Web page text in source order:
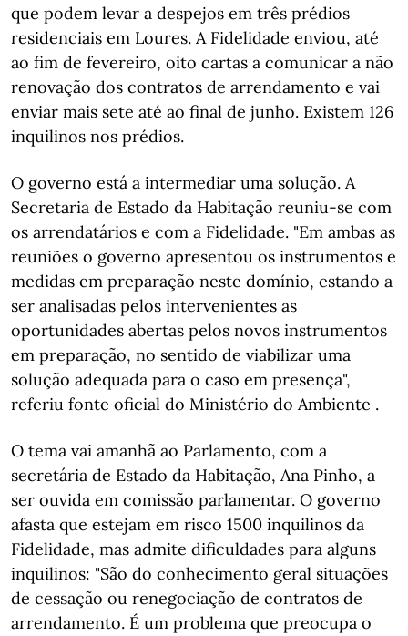
que podem levar a despejos em três prédios
residenciais em Loures. A Fidelidade enviou, até
ao fim de fevereiro, oito cartas a comunicar a não
renovação dos contratos de arrendamento e vai
enviar mais sete até ao final de junho. Existem 126
inquilinos nos prédios.
O governo está a intermediar uma solução. A
Secretaria de Estado da Habitação reuniu-se com
os arrendatários e com a Fidelidade. "Em ambas as
reuniões o governo apresentou os instrumentos e
medidas em preparação neste domínio, estando a
ser analisadas pelos intervenientes as
oportunidades abertas pelos novos instrumentos
em preparação, no sentido de viabilizar uma
solução adequada para o caso em presença",
referiu fonte oficial do Ministério do Ambiente .
O tema vai amanhã ao Parlamento, com a
secretária de Estado da Habitação, Ana Pinho, a
ser ouvida em comissão parlamentar. O governo
afasta que estejam em risco 1500 inquilinos da
Fidelidade, mas admite dificuldades para alguns
inquilinos: "São do conhecimento geral situações
de cessação ou renegociação de contratos de
arrendamento. É um problema que preocupa o